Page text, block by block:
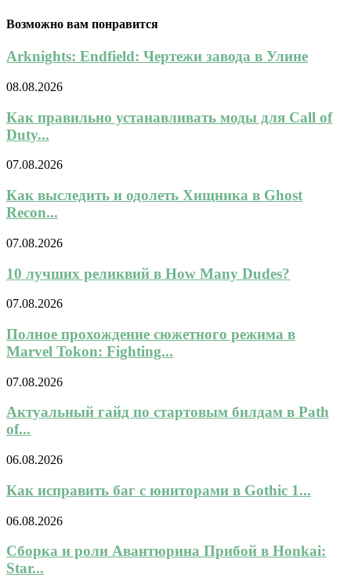
Возможно вам понравится
Arknights: Endfield: Чертежи завода в Улине
08.08.2026
Как правильно устанавливать моды для Call of
Duty...
07.08.2026
Как выследить и одолеть Хищника в Ghost
Recon...
07.08.2026
10 лучших реликвий в How Many Dudes?
07.08.2026
Полное прохождение сюжетного режима в
Marvel Tokon: Fighting...
07.08.2026
Актуальный гайд по стартовым билдам в Path
of...
06.08.2026
Как исправить баг с юниторами в Gothic 1...
06.08.2026
Сборка и роли Авантюрина Прибой в Honkai:
Star...